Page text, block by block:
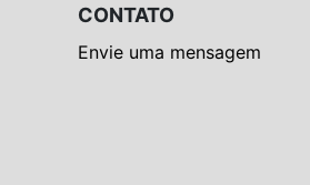
CONTATO
Envie uma mensagem